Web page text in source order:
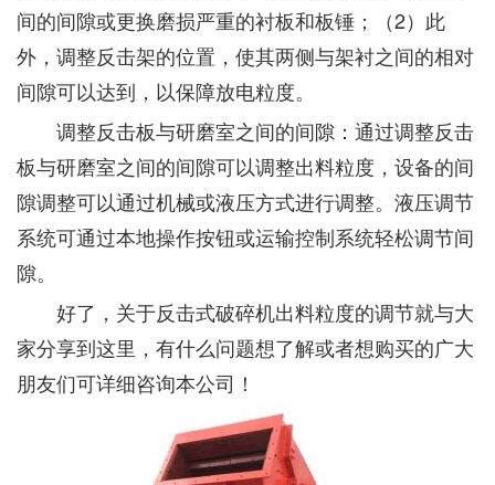
间的间隙或更换磨损严重的衬板和板锤；（2）此
外，调整反击架的位置，使其两侧与架衬之间的相对
间隙可以达到，以保障放电粒度。
调整反击板与研磨室之间的间隙：通过调整反击
板与研磨室之间的间隙可以调整出料粒度，设备的间
隙调整可以通过机械或液压方式进行调整。液压调节
系统可通过本地操作按钮或运输控制系统轻松调节间
隙。
好了，关于反击式破碎机出料粒度的调节就与大
家分享到这里，有什么问题想了解或者想购买的广大
朋友们可详细咨询本公司！